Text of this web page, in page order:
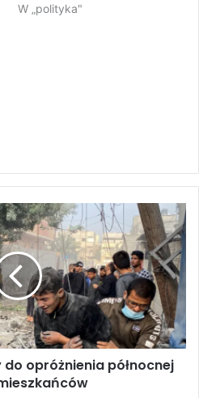
W „polityka"
opróżnienia północnej